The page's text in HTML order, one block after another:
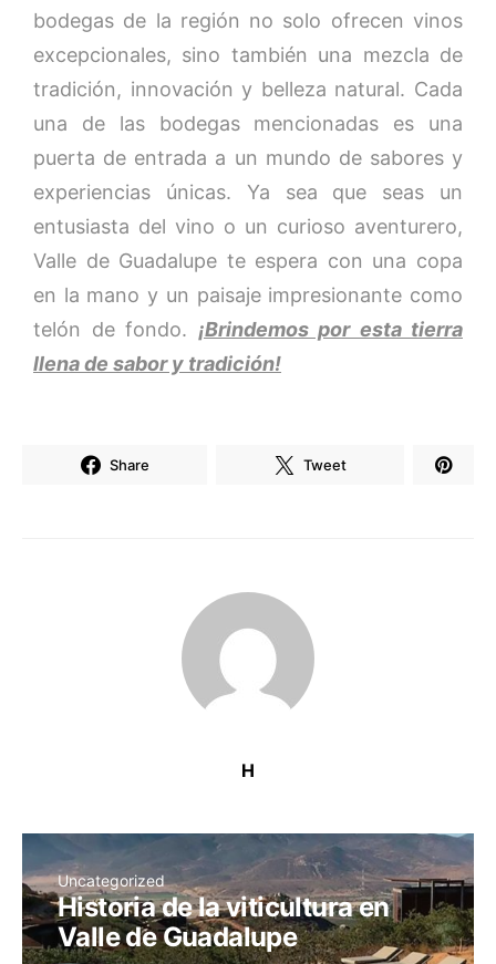
bodegas de la región no solo ofrecen vinos
excepcionales, sino también una mezcla de
tradición, innovación y belleza natural. Cada
una de las bodegas mencionadas es una
puerta de entrada a un mundo de sabores y
experiencias únicas. Ya sea que seas un
entusiasta del vino o un curioso aventurero,
Valle de Guadalupe te espera con una copa
en la mano y un paisaje impresionante como
telón de fondo. ¡Brindemos por esta tierra
llena de sabor y tradición!
Share Tweet
H
Uncategorized
Historia de la viticultura en
Valle de Guadalupe